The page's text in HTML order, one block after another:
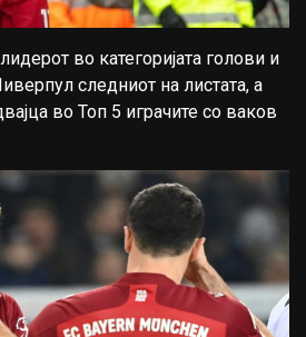
во категоријата голови и
следниот на листата, а
во Топ 5 играчите со ваков